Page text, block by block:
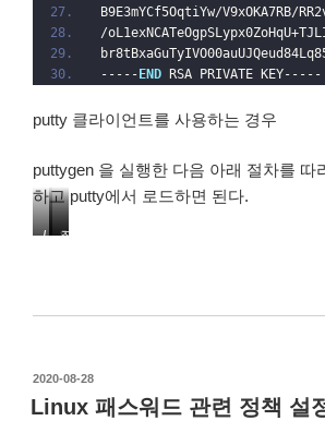
B9E3mYCf5OqtiYw/V9xOKA7RB/
/
-----END RSA PRIVATE KEY-----
putty 클라이언트를 사용하는 경우
puttygen 을 실행한 다음 아래 절차를 따
하고 putty에서 로드하면 된다.
L
를
파
일
S
P
v
a
좌
고
리
[
작
성
일
2020-08-28
Linux 패스워드 관련 정책 설